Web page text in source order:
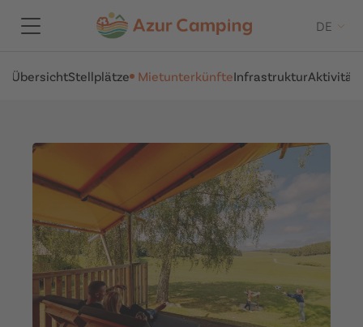
DE
ÜbersichtStellplätze MietunterkünfteInfrastruktur